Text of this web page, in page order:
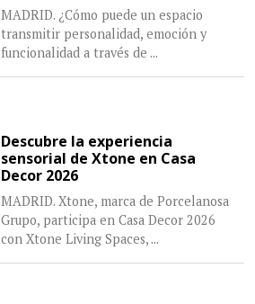
MADRID. ¿Cómo puede un espacio
transmitir personalidad, emoción y
funcionalidad a través de ...
Descubre la experiencia
sensorial de Xtone en Casa
Decor 2026
MADRID. Xtone, marca de Porcelanosa
Grupo, participa en Casa Decor 2026
con Xtone Living Spaces, ...